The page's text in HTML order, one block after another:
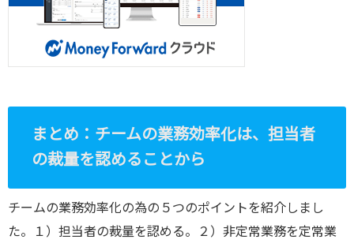
まとめ：チームの業務効率化は、担当者
の裁量を認めることから
チームの業務効率化の為の５つのポイントを紹介しまし
た。１）担当者の裁量を認める。２）非定常業務を定常業